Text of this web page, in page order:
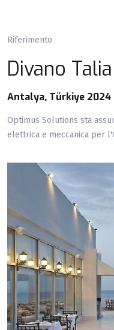
Riferimento
Divano
Antalya, Türkiye 2024
Optimus Solutions sta
elettrica e meccanica per